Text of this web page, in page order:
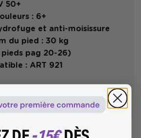
50+
: 6+
et anti-moisissure
du pied : 30 kg
pag 20-26)
: ART 921